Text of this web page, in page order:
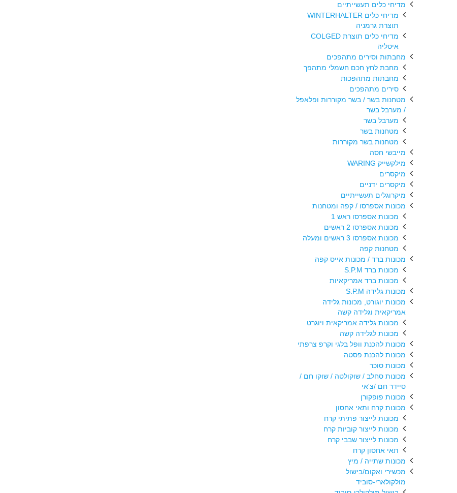
מדיחי כלים תעשייתיים
מדיחי כלים WINTERHALTER
תוצרת גרמניה
מדיחי כלים תוצרת COLGED
איטליה
מחבתות וסירים מתהפכים
מחבת לחץ חכם חשמלי מתהפך
מחבתות מתהפכות
סירים מתהפכים
מטחנות בשר / בשר מקוררות ופלאפל
/ מערבל בשר
מערבל בשר
מטחנות בשר
מטחנות בשר מקוררות
מייבשי חסה
מילקשייק WARING
מיקסרים
מיקסרים ידניים
מיקרוגלים תעשייתיים
מכונות אספרסו / קפה ומטחנות
מכונות אספרסו ראש 1
מכונות אספרסו 2 ראשים
מכונות אספרסו 3 ראשים ומעלה
מטחנות קפה
מכונות ברד / מכונות אייס קפה
מכונות ברד S.P.M
מכונות ברד אמריקאיות
מכונות גלידה S.P.M
מכונות יוגורט, מכונות גלידה
אמריקאית וגלידה קשה
מכונות גלידה אמריקאית ויוגרט
מכונות לגלידה קשה
מכונות להכנת וופל בלגי וקרפ צרפתי
מכונות להכנת פסטה
מכונות סוכר
מכונות סחלב / שוקולטה / שוקו חם /
סיידר חם /צ'אי
מכונות פופקורן
מכונות קרח ותאי אחסון
מכונות לייצור פתיתי קרח
מכונות לייצור קוביות קרח
מכונות לייצור שבבי קרח
תאי אחסון קרח
מכונות שתייה / מיץ
מכשירי ואקום/בישול
מולקולארי-סוביד